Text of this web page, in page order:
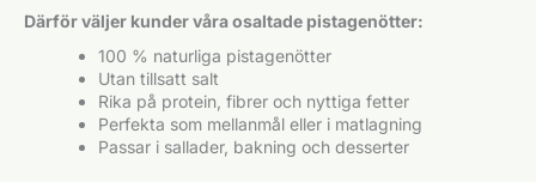
Därför väljer kunder våra osaltade pistagenötter:
100 % naturliga pistagenötter
Utan tillsatt salt
Rika på protein, fibrer och nyttiga fetter
Perfekta som mellanmål eller i matlagning
Passar i sallader, bakning och desserter